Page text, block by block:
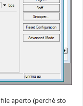
aperto (perchè sto